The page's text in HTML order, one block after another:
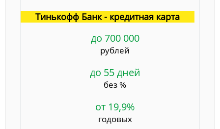
Тинькофф Банк - кредитная карта
до 700 000
рублей
до 55 дней
без %
от 19,9%
годовых